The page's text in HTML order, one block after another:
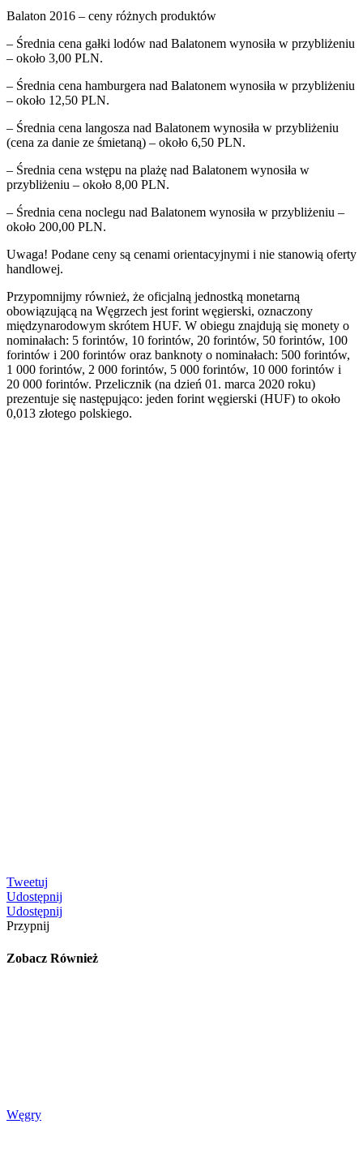
Balaton 2016 – ceny różnych produktów
– Średnia cena gałki lodów nad Balatonem wynosiła w przybliżeniu
– około 3,00 PLN.
– Średnia cena hamburgera nad Balatonem wynosiła w przybliżeniu
– około 12,50 PLN.
– Średnia cena langosza nad Balatonem wynosiła w przybliżeniu
(cena za danie ze śmietaną) – około 6,50 PLN.
– Średnia cena wstępu na plażę nad Balatonem wynosiła w
przybliżeniu – około 8,00 PLN.
– Średnia cena noclegu nad Balatonem wynosiła w przybliżeniu –
około 200,00 PLN.
Uwaga! Podane ceny są cenami orientacyjnymi i nie stanowią oferty
handlowej.
Przypomnijmy również, że oficjalną jednostką monetarną
obowiązującą na Węgrzech jest forint węgierski, oznaczony
międzynarodowym skrótem HUF. W obiegu znajdują się monety o
nominałach: 5 forintów, 10 forintów, 20 forintów, 50 forintów, 100
forintów i 200 forintów oraz banknoty o nominałach: 500 forintów,
1 000 forintów, 2 000 forintów, 5 000 forintów, 10 000 forintów i
20 000 forintów. Przelicznik (na dzień 01. marca 2020 roku)
prezentuje się następująco: jeden forint węgierski (HUF) to około
0,013 złotego polskiego.
Tweetuj
Udostępnij
Udostępnij
Przypnij
Zobacz Również
Węgry